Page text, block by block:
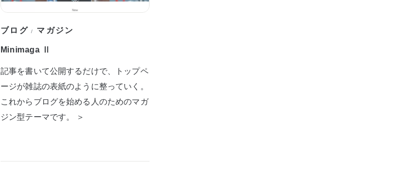
ブログ / マガジン
Minimaga Ⅱ
記事を書いて公開するだけで、トップペ
ージが雑誌の表紙のように整っていく。
これからブログを始める人のためのマガ
ジン型テーマです。 ＞